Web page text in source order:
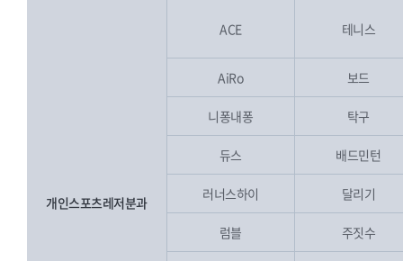
개인스포츠레저분과
ACE 테니스
AiRo 보드
니퐁내퐁 탁구
듀스 배드민턴
러너스하이 달리기
럼블 주짓수